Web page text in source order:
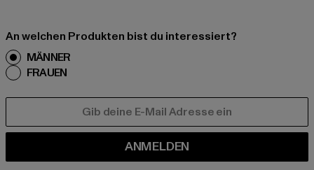
An welchen Produkten bist du interessiert?
MÄNNER
FRAUEN
ANMELDEN